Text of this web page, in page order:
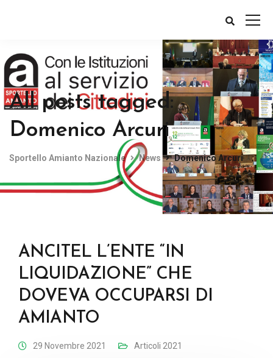
All posts tagged:
Domenico Arcuri
Sportello Amianto Nazionale News Domenico Arcuri
ANCITEL L’ENTE “IN
LIQUIDAZIONE” CHE
DOVEVA OCCUPARSI DI
AMIANTO
29 Novembre 2021 Articoli 2021